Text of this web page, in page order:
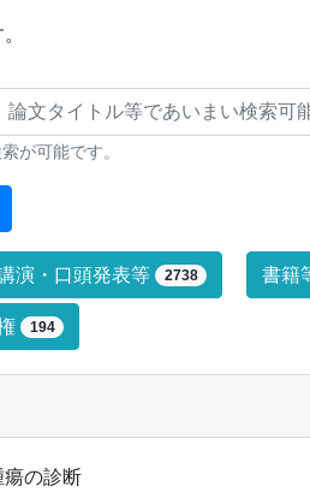
が可能です。
る絞り込み条件です
演・口頭発表等 2738 書籍
194
の診断